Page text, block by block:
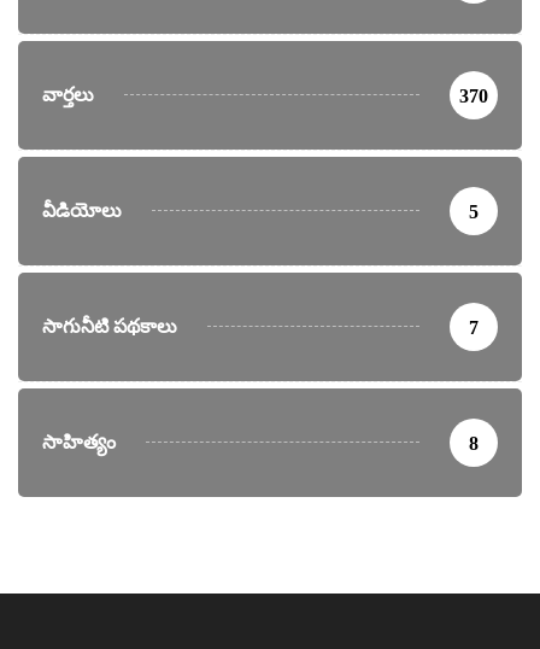
వార్తలు 370
వీడియోలు 5
సాగునీటి పథకాలు 7
సాహిత్యం 8